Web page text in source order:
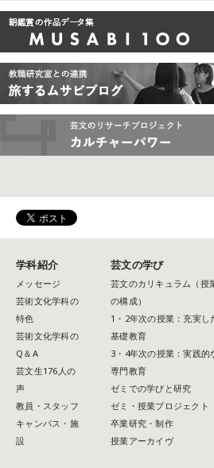
学科紹介
メッセージ
芸術文化学科の
特色
芸術文化学科の
Q＆A
芸文生176人の
声
教員・スタッフ
キャンパス・施
設
芸文の学び
芸文のカリキュラム（授
の構成）
1・2年次の授業：充実し
基礎教育
3・4年次の授業：実践的
専門教育
ゼミでの学びと研究
ゼミ・授業プロジェクト
卒業研究・制作
授業アーカイヴ